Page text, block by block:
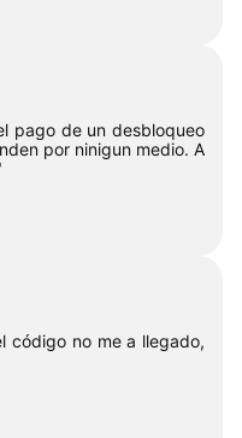
pago de un desbloqueo
por ninigun medio. A
código no me a llegado,